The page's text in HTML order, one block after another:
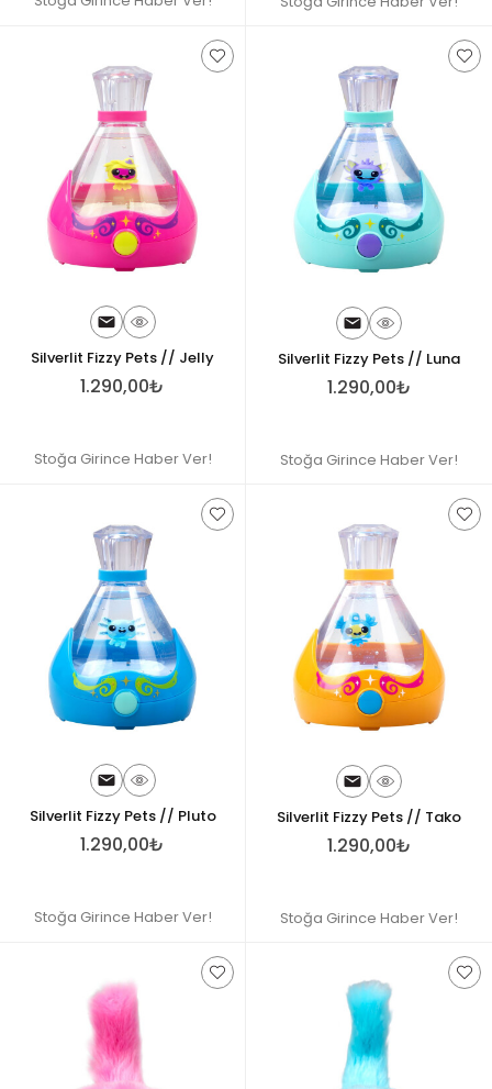
Silverlit Fizzy Pets // Jelly
1.290,00₺
Stoğa Girince Haber Ver!
Silverlit Fizzy Pets // Luna
1.290,00₺
Stoğa Girince Haber Ver!
Silverlit Fizzy Pets // Pluto
1.290,00₺
Stoğa Girince Haber Ver!
Silverlit Fizzy Pets // Tako
1.290,00₺
Stoğa Girince Haber Ver!